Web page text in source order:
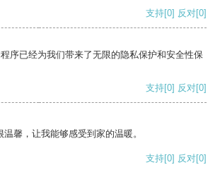
支持[0] 反对[0]
序已经为我们带来了无限的隐私保护和安全性保
支持[0] 反对[0]
馨，让我能够感受到家的温暖。
支持[0] 反对[0]